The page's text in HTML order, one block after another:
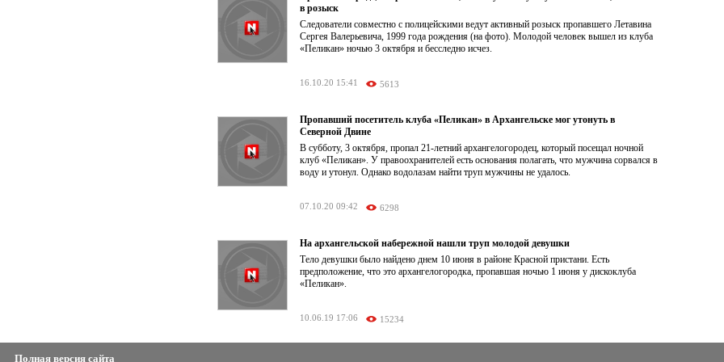
в розыск
Следователи совместно с полицейскими ведут активный розыск пропавшего Летавина
Сергея Валерьевича, 1999 года рождения (на фото). Молодой человек вышел из клуба
«Пеликан» ночью 3 октября и бесследно исчез.
16.10.20 15:41 5613
Пропавший посетитель клуба «Пеликан» в Архангельске мог утонуть в
Северной Двине
В субботу, 3 октября, пропал 21-летний архангелогородец, который посещал ночной
клуб «Пеликан». У правоохранителей есть основания полагать, что мужчина сорвался в
воду и утонул. Однако водолазам найти труп мужчины не удалось.
07.10.20 09:42 6298
На архангельской набережной нашли труп молодой девушки
Тело девушки было найдено днем 10 июня в районе Красной пристани. Есть
предположение, что это архангелогородка, пропавшая ночью 1 июня у дискоклуба
«Пеликан».
10.06.19 17:06 15234
Полная версия сайта